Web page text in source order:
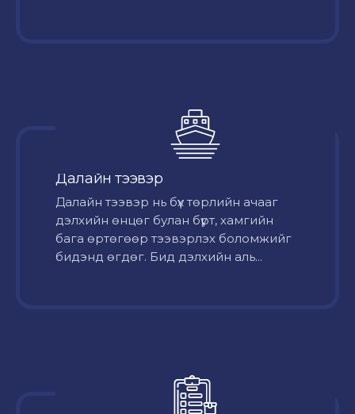
Далайн тээвэр
Далайн тээвэр нь бүх төрлийн ачааг
дэлхийн өнцөг булан бүрт, хамгийн
бага өртөгөөр тээвэрлэх боломжийг
бидэнд өгдөг. Бид дэлхийн аль...